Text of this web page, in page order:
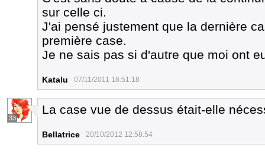
sur celle ci.
J'ai pensé justement que la dernière
première case.
Je ne sais pas si d'autre que moi ont
Katalu 07/11/2011 18:51:18
33
La case vue de dessus était-elle
Bellatrice 20/10/2012 12:58:54